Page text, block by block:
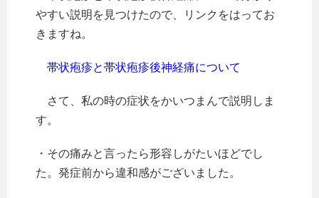
やすい説明を見つけたので、リンクをはってお
きますね。
帯状疱疹と帯状疱疹後神経痛について
さて、私の時の症状をかいつまんで説明しま
す。
・その痛みと言ったら形容しがたいほどでし
た。発症前から違和感がございました。